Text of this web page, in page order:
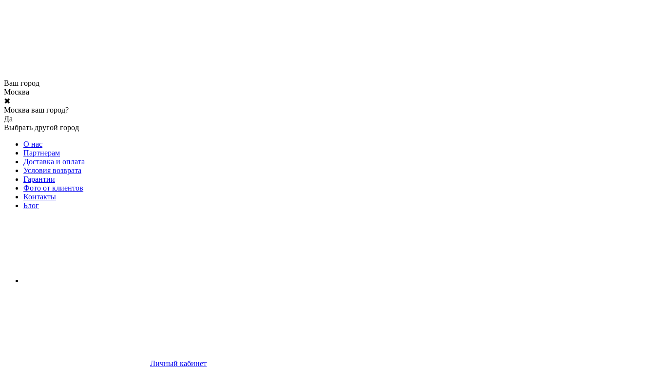
Ваш город
Москва
✖
Москва ваш город?
Да
Выбрать другой город
О нас
Партнерам
Доставка и оплата
Условия возврата
Гарантии
Фото от клиентов
Контакты
Блог
Личный кабинет